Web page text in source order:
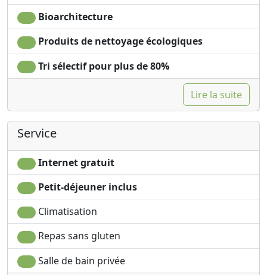
Bioarchitecture
Produits de nettoyage écologiques
Tri sélectif pour plus de 80%
Lire la suite
Service
Internet gratuit
Petit-déjeuner inclus
Climatisation
Repas sans gluten
Salle de bain privée